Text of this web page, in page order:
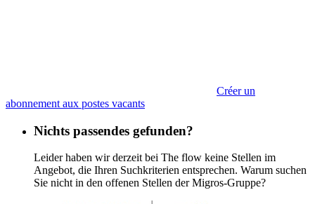
Créer un
abonnement aux postes vacants
Nichts passendes gefunden?
Leider haben wir derzeit bei The flow keine Stellen im
Angebot, die Ihren Suchkriterien entsprechen. Warum suchen
Sie nicht in den offenen Stellen der Migros-Gruppe?